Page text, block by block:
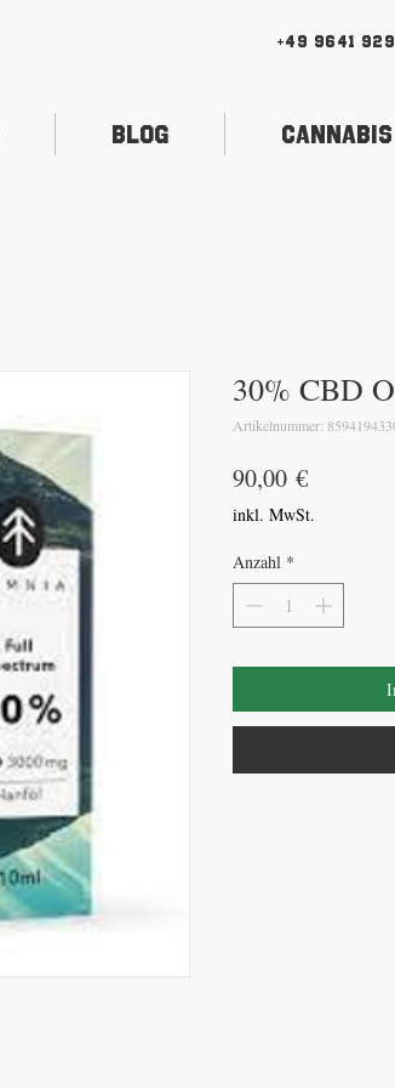
+49 9641
Blog
30% CBD
Artikelnummer:
90,00 €Preis
inkl. MwSt.
Anzahl *